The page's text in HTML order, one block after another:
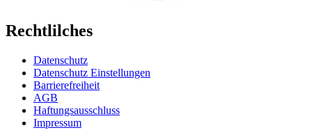
Rechtlilches
Datenschutz
Datenschutz Einstellungen
Barrierefreiheit
AGB
Haftungsausschluss
Impressum